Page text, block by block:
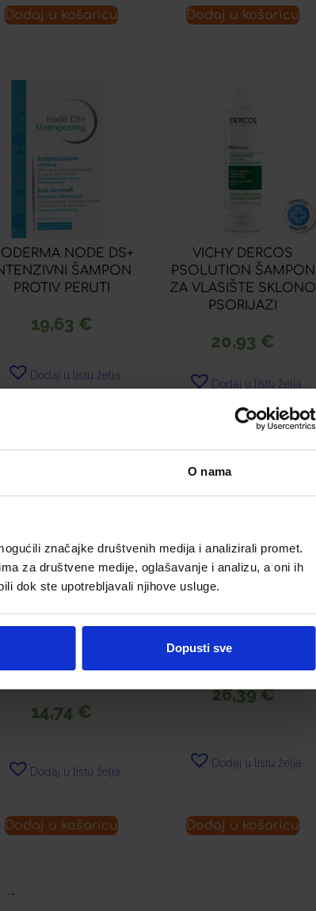
O nama
značajke društvenih medija i analizirali promet.
za društvene medije, oglašavanje i analizu, a oni ih
dok ste upotrebljavali njihove usluge.
Dopusti sve
Dodaj u košaricu Dodaj u košaricu
NODE DS+
ŠAMPON
PROTIV PERUTI
19,63 €
Dodaj u listu želja
VICHY DERCOS
PSOLUTION ŠAMPON
ZA VLASIŠTE SKLONO
PSORIJAZI
20,93 €
Dodaj u listu želja
Dodaj u košaricu
14,74 €
Dodaj u listu želja
Dodaj u košaricu
URIAGE D.S. LOSION
26,39€
Dodaj u listu želja
Dodaj u košaricu
→